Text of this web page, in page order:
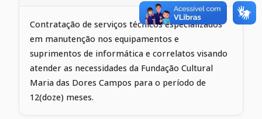
Contratação de serviços técnicos especializados
em manutenção nos equipamentos e
suprimentos de informática e correlatos visando
atender as necessidades da Fundação Cultural
Maria das Dores Campos para o período de
12(doze) meses.